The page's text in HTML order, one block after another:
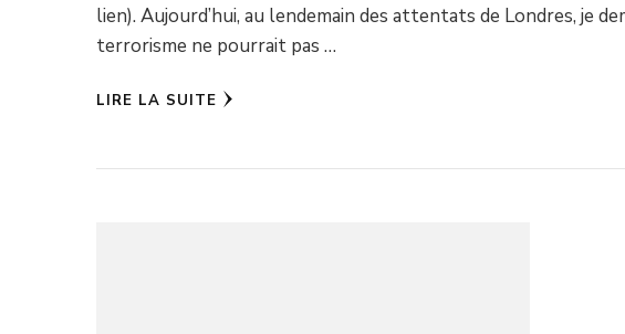
lien). Aujourd’hui, au lendemain des attentats de Londres, je
terrorisme ne pourrait pas …
LIRE LA SUITE